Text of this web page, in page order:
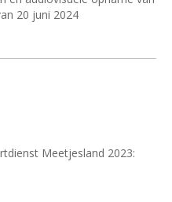
20 juni 2024
Meetjesland 2023: